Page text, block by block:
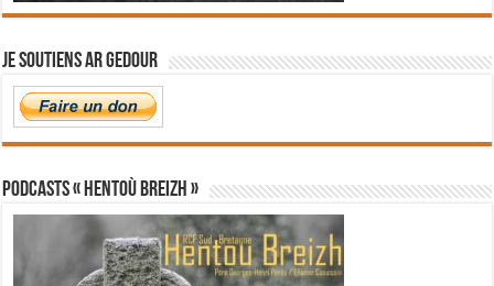
Je soutiens Ar Gedour
PODCASTS « Hentoù Breizh »